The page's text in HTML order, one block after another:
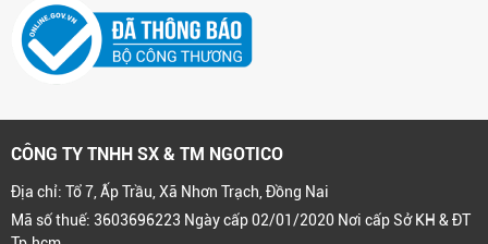
CÔNG TY TNHH SX & TM NGOTICO
Địa chỉ: Tổ 7, Ấp Trầu, Xã Nhơn Trạch, Đồng Nai
Mã số thuế: 3603696223 Ngày cấp 02/01/2020 Nơi cấp Sở KH & ĐT